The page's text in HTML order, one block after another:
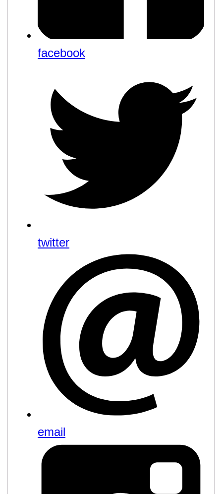
facebook
twitter
email